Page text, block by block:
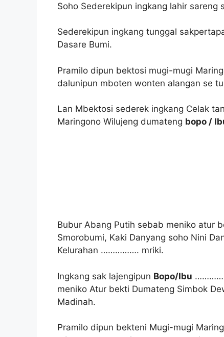
Soho Sederekipun ingkang lahir sareng
Sederekipun ingkang tunggal
Dasare Bumi.
Pramilo dipun bektosi mugi-mugi
dalunipun mboten wonten alangan se
Lan Mbektosi sederek ingkang Celak
Maringono Wilujeng dumateng bopo /
Bubur Abang Putih sebab meniko atur
Smorobumi, Kaki Danyang soho Nini
Kelurahan ……………. mriki.
Ingkang sak lajengipun Bopo/Ibu
meniko Atur bekti Dumateng Simbok
Madinah.
Pramilo dipun bekteni Mugi-mugi